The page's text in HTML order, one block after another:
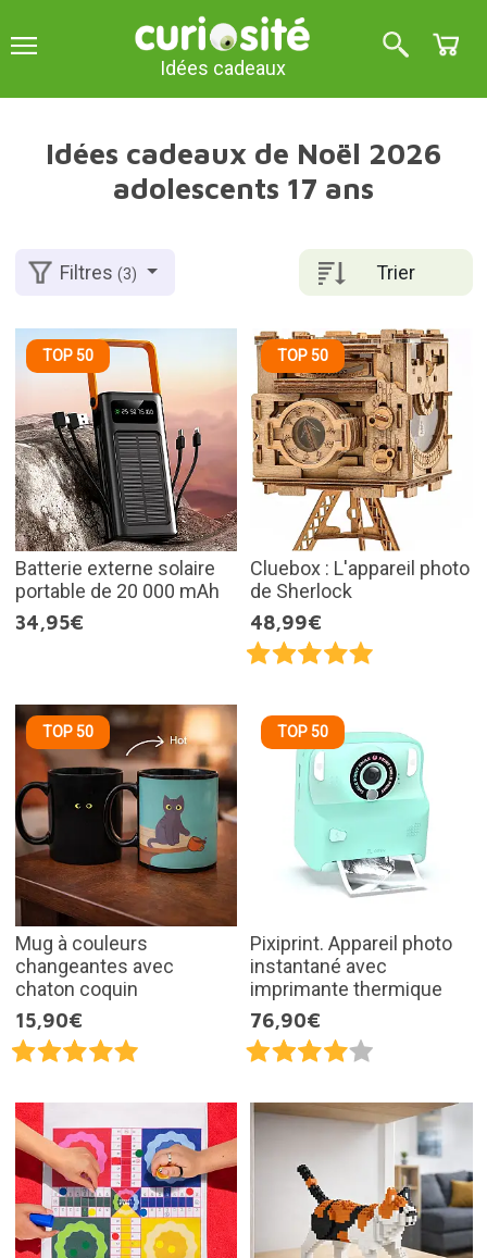
Idées cadeaux
Idées cadeaux de Noël 2026
adolescents 17 ans
Trier
Filtres(3)
TOP 50
Batterie externe solaire
portable de 20 000 mAh
34,95€
TOP 50
Cluebox : L'appareil photo
de Sherlock
48,99€
TOP 50
Mug à couleurs
changeantes avec
chaton coquin
15,90€
TOP 50
Pixiprint. Appareil photo
instantané avec
imprimante thermique
76,90€